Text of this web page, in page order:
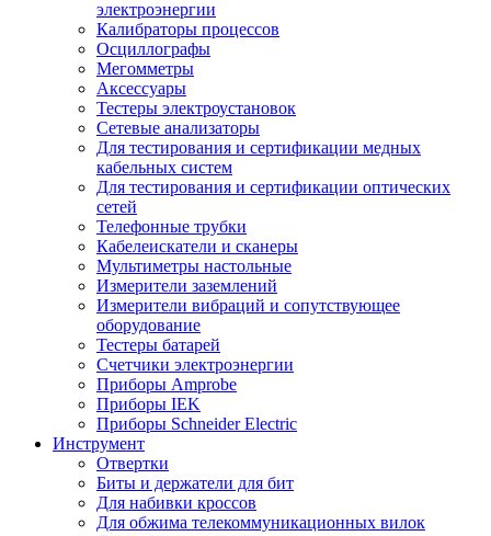
электроэнергии
Калибраторы процессов
Осциллографы
Мегомметры
Аксессуары
Тестеры электроустановок
Сетевые анализаторы
Для тестирования и сертификации медных
кабельных систем
Для тестирования и сертификации оптических
сетей
Телефонные трубки
Кабелеискатели и сканеры
Мультиметры настольные
Измерители заземлений
Измерители вибраций и сопутствующее
оборудование
Тестеры батарей
Счетчики электроэнергии
Приборы Amprobe
Приборы IEK
Приборы Schneider Electric
Инструмент
Отвертки
Биты и держатели для бит
Для набивки кроссов
Для обжима телекоммуникационных вилок